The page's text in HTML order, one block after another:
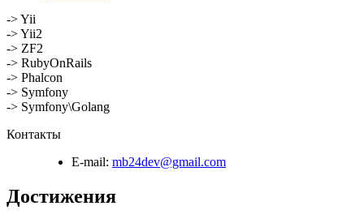
-> Yii
-> Yii2
-> ZF2
-> RubyOnRails
-> Phalcon
-> Symfony
-> Symfony\Golang
Контакты
E-mail: mb24dev@gmail.com
Достижения